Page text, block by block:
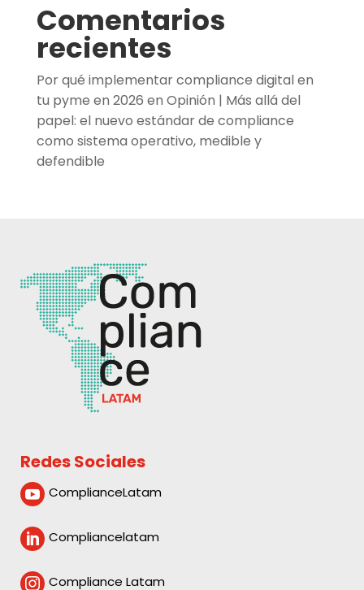
Comentarios
recientes
Por qué implementar compliance digital en
tu pyme en 2026 en Opinión | Más allá del
papel: el nuevo estándar de compliance
como sistema operativo, medible y
defendible
Redes Sociales
 ComplianceLatam
 Compliancelatam
 Compliance Latam